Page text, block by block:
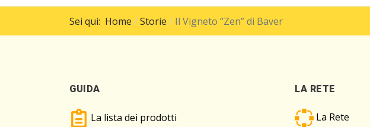
Sei qui: Home Storie Il Vigneto “Zen” di Baver
GUIDA
La lista dei prodotti
LA RETE
La Rete